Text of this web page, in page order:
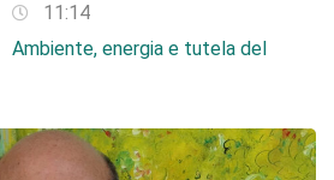
11:14
Ambiente, energia e tutela del